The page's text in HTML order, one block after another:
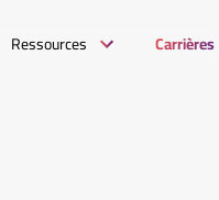
Ressources Carrières